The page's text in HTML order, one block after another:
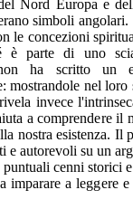
Nord Europa e
simboli angolari.
le concezioni
è parte di uno
ha scritto un
mostrandole nel
invece
a comprendere il
nostra esistenza. Il
e autorevoli su un
puntuali cenni storici
imparare a leggere